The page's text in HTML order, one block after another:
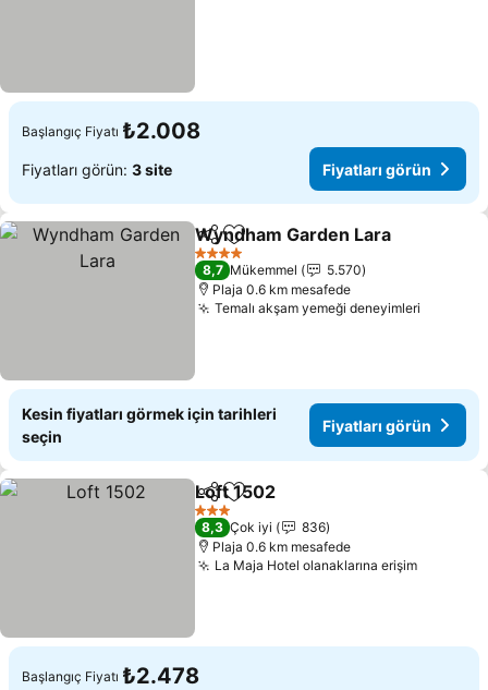
Başlangıç Fiyatı ₺2.008
Fiyatları görün: 3 site Fiyatları görün
PaylaşFavorilerime ekle
Wyndham Garden Lara
4 Yıldız
8,7 Mükemmel
5.570
Plaja 0.6 km mesafede
Temalı akşam yemeği deneyimleri
Kesin fiyatları görmek için tarihleri
seçin
Fiyatları görün
PaylaşFavorilerime ekle
Loft 1502
3 Yıldız
8,3 Çok iyi
836
Plaja 0.6 km mesafede
La Maja Hotel olanaklarına erişim
Başlangıç Fiyatı ₺2.478